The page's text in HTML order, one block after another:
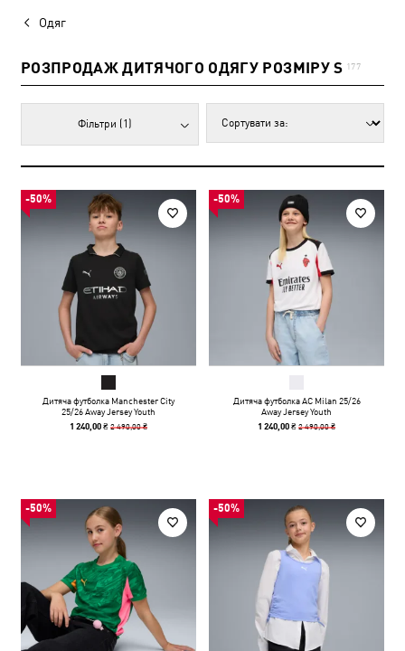
Одяг
РОЗПРОДАЖ ДИТЯЧОГО ОДЯГУ РОЗМІРУ S 177
Фільтри (1)
-50%
Дитяча футболка Manchester City
25/26 Away Jersey Youth
1 240,00 ₴2 490,00 ₴
-50%
Дитяча футболка AC Milan 25/26
Away Jersey Youth
1 240,00 ₴2 490,00 ₴
-50% -50%